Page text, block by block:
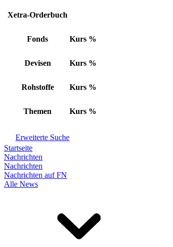
Xetra-Orderbuch
Fonds Kurs %
Devisen Kurs %
Rohstoffe Kurs %
Themen Kurs %
Erweiterte Suche
Startseite
Nachrichten
Nachrichten
Nachrichten auf FN
Alle News